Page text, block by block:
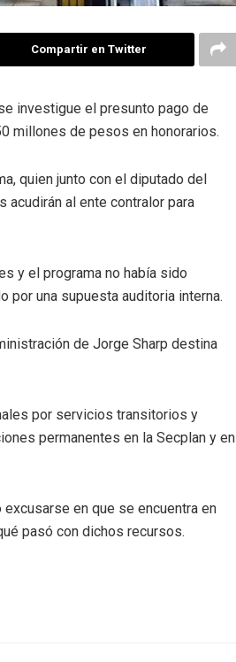
Compartir en Twitter
investigue el presunto pago de
millones de pesos en honorarios.
quien junto con el diputado del
acudirán al ente contralor para
y el programa no había sido
por una supuesta auditoria interna.
de Jorge Sharp destina
por servicios transitorios y
permanentes en la Secplan y en
excusarse en que se encuentra en
pasó con dichos recursos.